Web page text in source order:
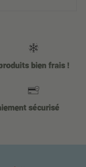
bien frais !
sécurisé